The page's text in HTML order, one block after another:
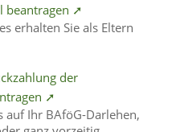
beantragen ➚
erhalten Sie als Eltern
der
➚
auf Ihr BAföG-Darlehen,